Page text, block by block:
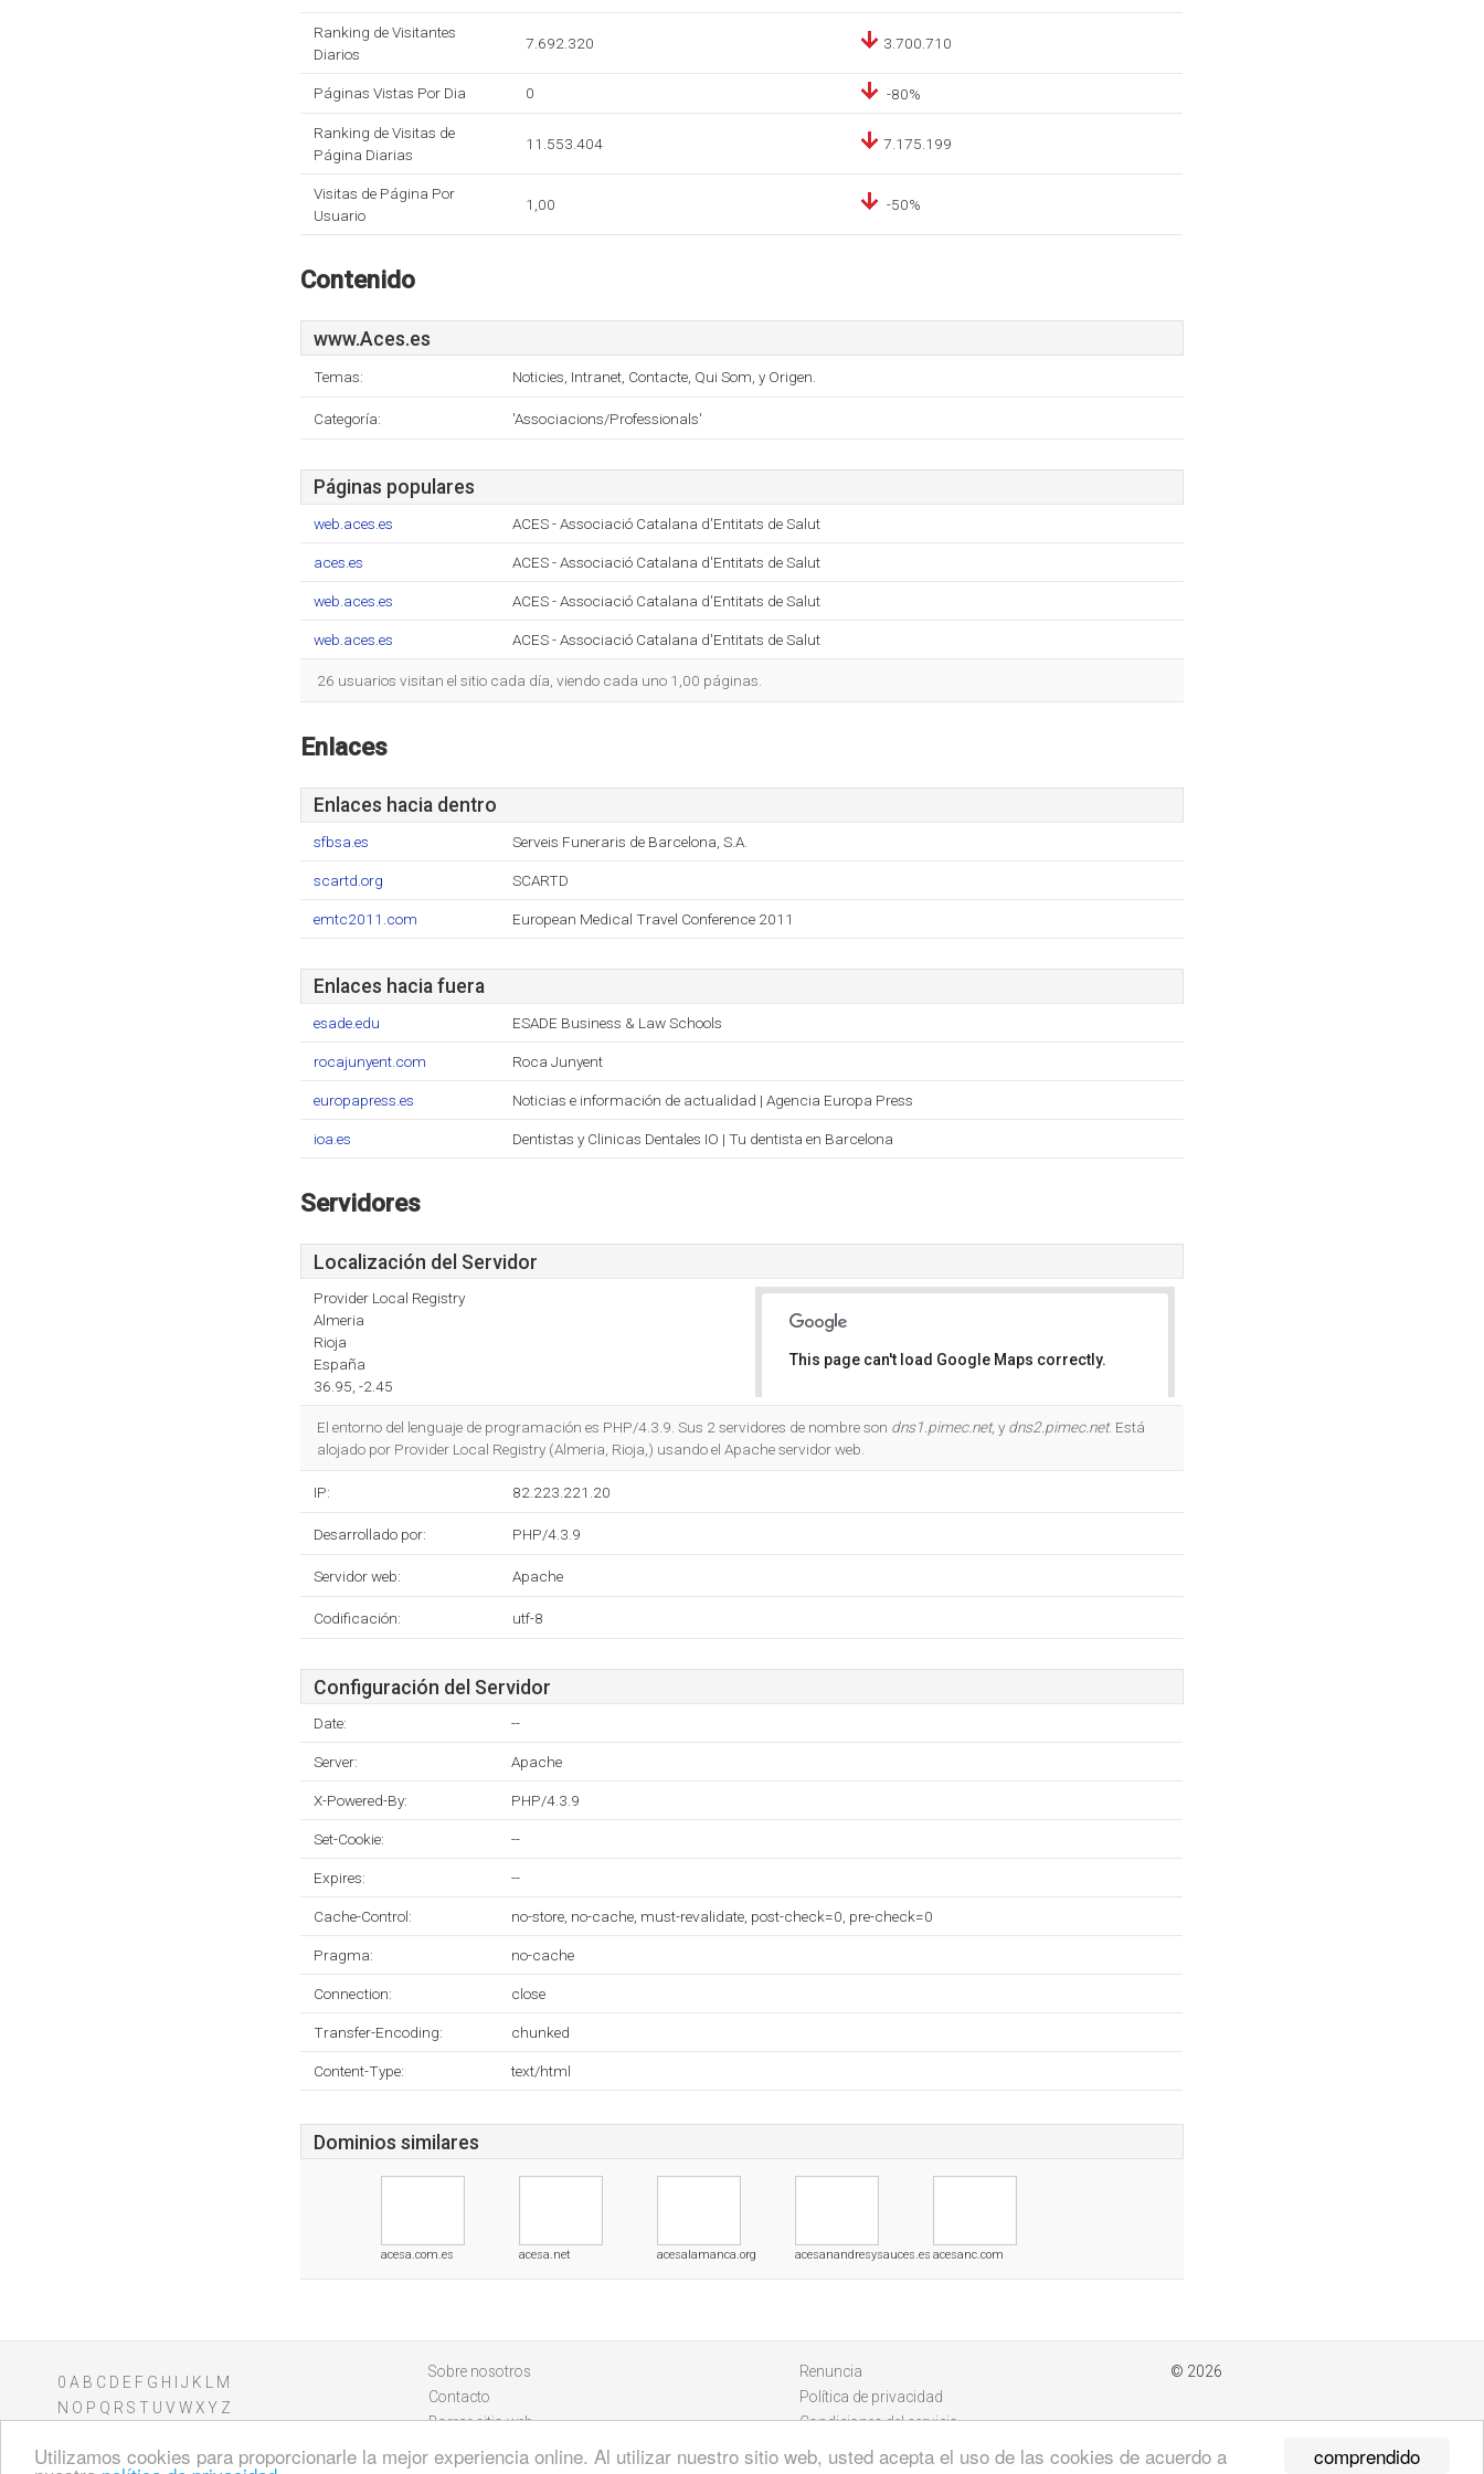
comprendido
Utilizamos cookies para proporcionarle la mejor experiencia online. Al utilizar nuestro sitio web, usted acepta el uso de las cookies de acuerdo a
Ranking de Visitantes
Diarios
7.692.320 3.700.710
Páginas Vistas Por Dia 0 -80%
Ranking de Visitas de
Página Diarias
11.553.404 7.175.199
Visitas de Página Por
Usuario
1,00 -50%
Contenido
www.Aces.es
Temas: Noticies, Intranet, Contacte, Qui Som, y Origen.
Categoría: 'Associacions/Professionals'
Páginas populares
web.aces.es ACES - Associació Catalana d'Entitats de Salut
aces.es ACES - Associació Catalana d'Entitats de Salut
web.aces.es ACES - Associació Catalana d'Entitats de Salut
web.aces.es ACES - Associació Catalana d'Entitats de Salut
26 usuarios visitan el sitio cada día, viendo cada uno 1,00 páginas.
Enlaces
Enlaces hacia dentro
sfbsa.es Serveis Funeraris de Barcelona, S.A.
scartd.org SCARTD
emtc2011.com European Medical Travel Conference 2011
Enlaces hacia fuera
esade.edu ESADE Business & Law Schools
rocajunyent.com Roca Junyent
europapress.es Noticias e información de actualidad | Agencia Europa Press
ioa.es Dentistas y Clinicas Dentales IO | Tu dentista en Barcelona
Servidores
Localización del Servidor
Provider Local Registry
Almeria
Rioja
España
36.95, -2.45
This page can't load Google Maps correctly.
El entorno del lenguaje de programación es PHP/4.3.9. Sus 2 servidores de nombre son dns1.pimec.net, y dns2.pimec.net. Está
alojado por Provider Local Registry (Almeria, Rioja,) usando el Apache servidor web.
IP: 82.223.221.20
Desarrollado por: PHP/4.3.9
Servidor web: Apache
Codificación: utf-8
Configuración del Servidor
Date: --
Server: Apache
X-Powered-By: PHP/4.3.9
Set-Cookie: --
Expires: --
Cache-Control: no-store, no-cache, must-revalidate, post-check=0, pre-check=0
Pragma: no-cache
Connection: close
Transfer-Encoding: chunked
Content-Type: text/html
Dominios similares
acesa.com.es acesa.net acesalamanca.org acesanandresysauces.es acesanc.com
0 A B C D E F G H J K
M
N O P Q R S T U V WXY Z
Sobre nosotros
Contacto
Borrar sitio web
Renuncia
Política de privacidad
Condiciones del servicio
© 2026